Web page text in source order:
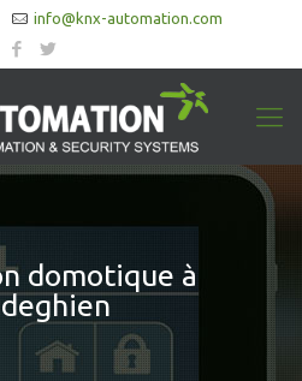
info@knx-automation.com
domotique à